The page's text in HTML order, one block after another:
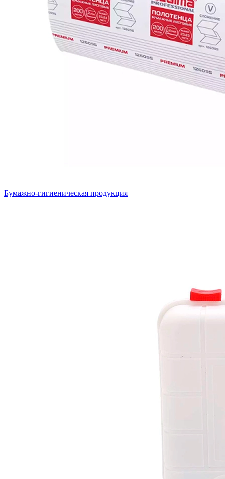
Бумажно-гигиеническая продукция